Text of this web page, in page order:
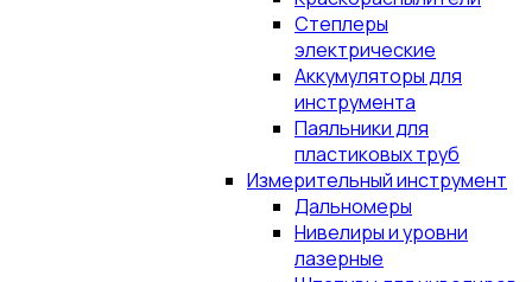
Степлеры
электрические
Аккумуляторы для
инструмента
Паяльники для
пластиковых труб
Измерительный инструмент
Дальномеры
Нивелиры и уровни
лазерные